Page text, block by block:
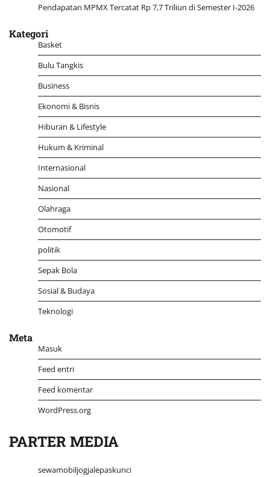
Pendapatan MPMX Tercatat Rp 7,7 Triliun di Semester I-2026
Kategori
Basket
Bulu Tangkis
Business
Ekonomi & Bisnis
Hiburan & Lifestyle
Hukum & Kriminal
Internasional
Nasional
Olahraga
Otomotif
politik
Sepak Bola
Sosial & Budaya
Teknologi
Meta
Masuk
Feed entri
Feed komentar
WordPress.org
PARTER MEDIA
sewamobiljogjalepaskunci